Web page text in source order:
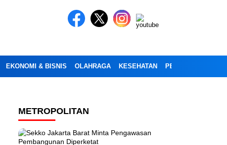
EKONOMI & BISNIS OLAHRAGA KESEHATAN PENDIDIKAN
METROPOLITAN